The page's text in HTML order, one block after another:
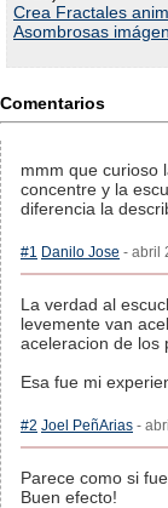
Crea Fractales
Asombrosas
Comentarios
mmm que curioso
concentre y la
diferencia la
#1 Danilo Jose - abril
La verdad al
levemente van
aceleracion de los
Esa fue mi
#2 Joel PeñArias -
Parece como si
Buen efecto!